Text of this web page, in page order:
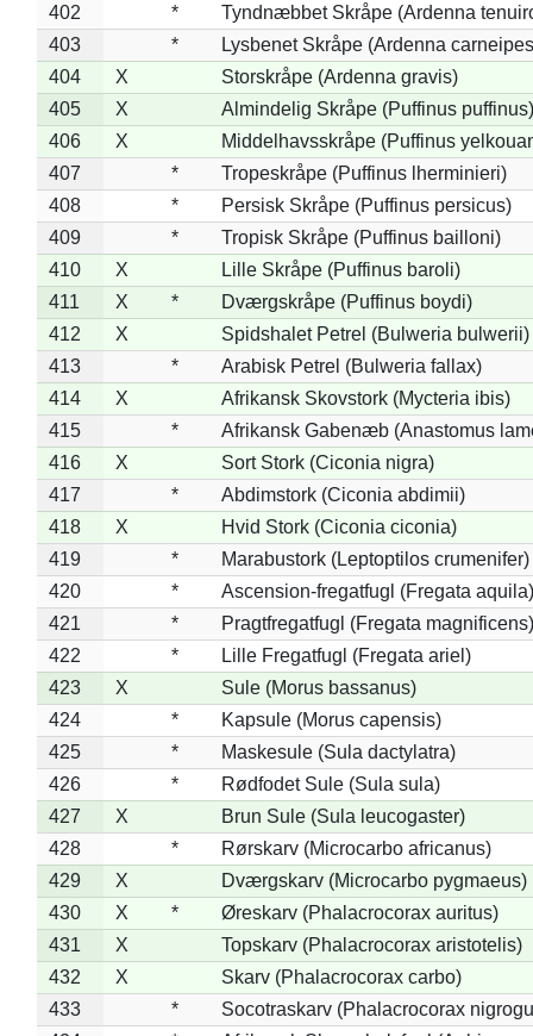
402
*
Tyndnæbbet Skråpe (Ardenna
403
*
Lysbenet Skråpe (Ardenna
404
X
Storskråpe (Ardenna gravis)
405
X
Almindelig Skråpe (Puffinus puffinus)
406
X
Middelhavsskråpe (Puffinus
407
*
Tropeskråpe (Puffinus lherminieri)
408
*
Persisk Skråpe (Puffinus persicus)
409
*
Tropisk Skråpe (Puffinus bailloni)
410
X
Lille Skråpe (Puffinus baroli)
411
X *
Dværgskråpe (Puffinus boydi)
412
X
Spidshalet Petrel (Bulweria bulwerii)
413
*
Arabisk Petrel (Bulweria fallax)
414
X
Afrikansk Skovstork (Mycteria ibis)
415
*
Afrikansk Gabenæb (Anastomus
416
X
Sort Stork (Ciconia nigra)
417
*
Abdimstork (Ciconia abdimii)
418
X
Hvid Stork (Ciconia ciconia)
419
*
Marabustork (Leptoptilos crumenifer)
420
*
Ascension-fregatfugl (Fregata aquila)
421
*
Pragtfregatfugl (Fregata magnificens)
422
*
Lille Fregatfugl (Fregata ariel)
423
X
Sule (Morus bassanus)
424
*
Kapsule (Morus capensis)
425
*
Maskesule (Sula dactylatra)
426
*
Rødfodet Sule (Sula sula)
427
X
Brun Sule (Sula leucogaster)
428
*
Rørskarv (Microcarbo africanus)
429
X
Dværgskarv (Microcarbo pygmaeus)
430
X *
Øreskarv (Phalacrocorax auritus)
431
X
Topskarv (Phalacrocorax aristotelis)
432
X
Skarv (Phalacrocorax carbo)
433
*
Socotraskarv (Phalacrocorax